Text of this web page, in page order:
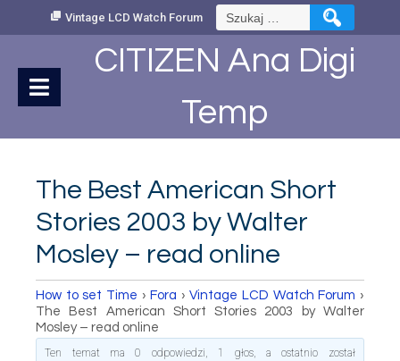
Vintage LCD Watch Forum Szukaj:
CITIZEN Ana Digi
Temp
The Best American Short
Stories 2003 by Walter
Mosley – read online
How to set Time › Fora › Vintage LCD Watch Forum ›
The Best American Short Stories 2003 by Walter
Mosley – read online
Ten temat ma 0 odpowiedzi, 1 głos, a ostatnio został